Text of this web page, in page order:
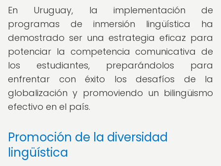
En Uruguay, la implementación de
programas de inmersión lingüística ha
demostrado ser una estrategia eficaz para
potenciar la competencia comunicativa de
los estudiantes, preparándolos para
enfrentar con éxito los desafíos de la
globalización y promoviendo un bilingüismo
efectivo en el país.
Promoción de la diversidad
lingüística